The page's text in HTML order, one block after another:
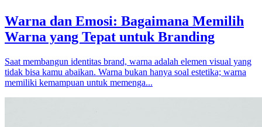
Warna dan Emosi: Bagaimana Memilih
Warna yang Tepat untuk Branding
Saat membangun identitas brand, warna adalah elemen visual yang
tidak bisa kamu abaikan. Warna bukan hanya soal estetika; warna
memiliki kemampuan untuk memenga...